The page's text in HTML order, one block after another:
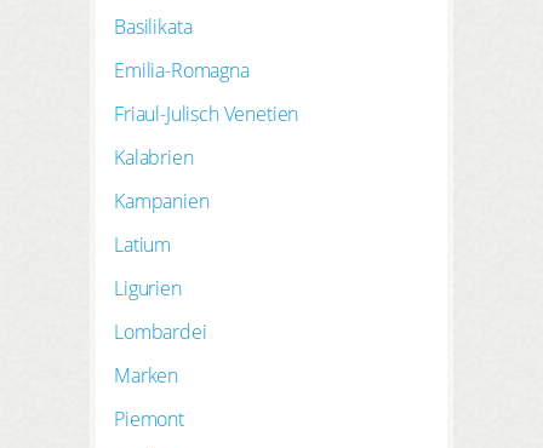
Basilikata
Emilia-Romagna
Friaul-Julisch Venetien
Kalabrien
Kampanien
Latium
Ligurien
Lombardei
Marken
Piemont